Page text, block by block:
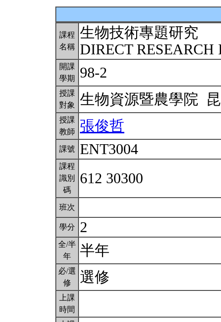
課程
名稱
生物技術專題研究
DIRECT
開課
學期
98-2
授課
對象
生物資源暨農學院
授課
教師
張俊哲
課號 ENT3004
課程
識別
碼
612 30300
班次
學分 2
全/半
年
半年
必/選
修
選修
上課
時間